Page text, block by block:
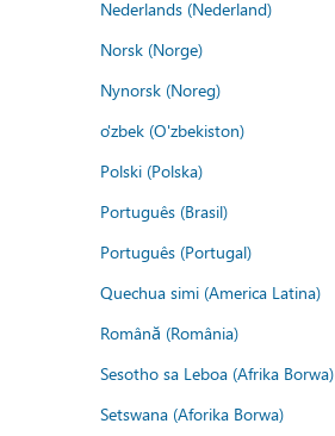
Nederlands (Nederland)
Norsk (Norge)
Nynorsk (Noreg)
o'zbek (O'zbekiston)
Polski (Polska)
Português (Brasil)
Português (Portugal)
Quechua simi (America Latina)
Română (România)
Sesotho sa Leboa (Afrika Borwa)
Setswana (Aforika Borwa)